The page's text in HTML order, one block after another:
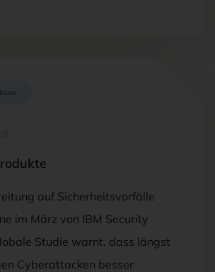
auf Sicherheitsvorfälle
im März von IBM Security
Studie warnt, dass längst
Cyberattacken besser